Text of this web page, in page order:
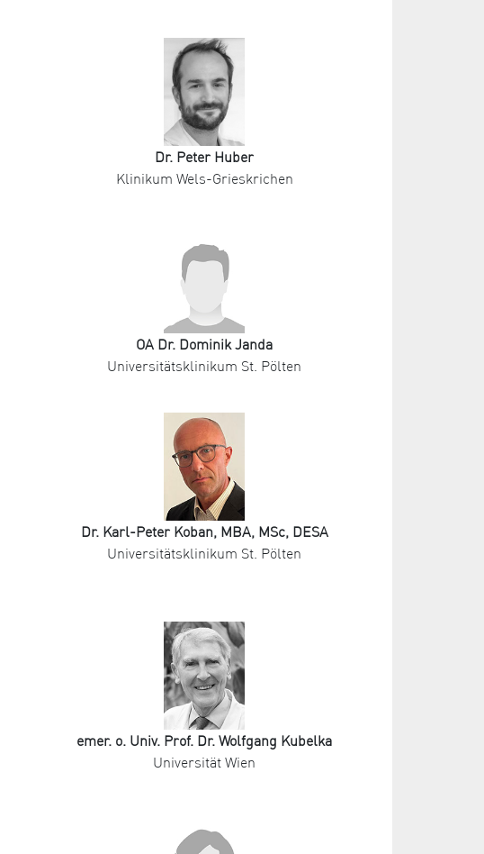
Dr. Peter Huber
Klinikum Wels-Grieskrichen
OA Dr. Dominik Janda
Universitätsklinikum St. Pölten
Dr. Karl-Peter Koban, MBA, MSc, DESA
Universitätsklinikum St. Pölten
emer. o. Univ. Prof. Dr. Wolfgang Kubelka
Universität Wien